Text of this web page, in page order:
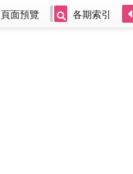
頁面預覽 各期索引